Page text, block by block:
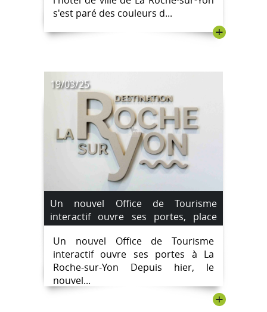
s'est paré des couleurs d...
+
19/03/25
Un nouvel Office de Tourisme
interactif ouvre ses portes, place
Napoléon, à La Roche-sur-Yon.
#destinationlarochesuryon
Un nouvel Office de Tourisme
interactif ouvre ses portes à La
Roche-sur-Yon Depuis hier, le
nouvel...
+